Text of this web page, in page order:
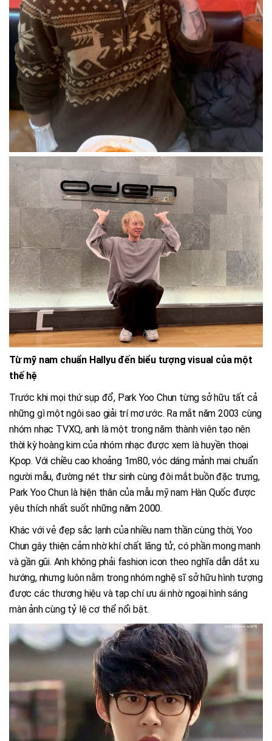
Từ mỹ nam chuẩn Hallyu đến biểu tượng visual của một
thế hệ
Trước khi mọi thứ sụp đổ, Park Yoo Chun từng sở hữu tất cả
những gì một ngôi sao giải trí mơ ước. Ra mắt năm 2003 cùng
nhóm nhạc TVXQ, anh là một trong năm thành viên tạo nên
thời kỳ hoàng kim của nhóm nhạc được xem là huyền thoại
Kpop. Với chiều cao khoảng 1m80, vóc dáng mảnh mai chuẩn
người mẫu, đường nét thư sinh cùng đôi mắt buồn đặc trưng,
Park Yoo Chun là hiện thân của mẫu mỹ nam Hàn Quốc được
yêu thích nhất suốt những năm 2000.
Khác với vẻ đẹp sắc lạnh của nhiều nam thần cùng thời, Yoo
Chun gây thiện cảm nhờ khí chất lãng tử, có phần mong manh
và gần gũi. Anh không phải fashion icon theo nghĩa dẫn dắt xu
hướng, nhưng luôn nằm trong nhóm nghệ sĩ sở hữu hình tượng
được các thương hiệu và tạp chí ưu ái nhờ ngoại hình sáng
màn ảnh cùng tỷ lệ cơ thể nổi bật.